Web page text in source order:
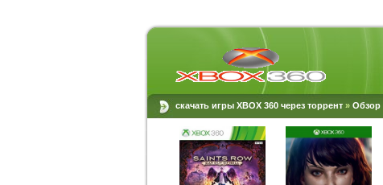
скачать игры XBOX 360 через торрент» Обзор